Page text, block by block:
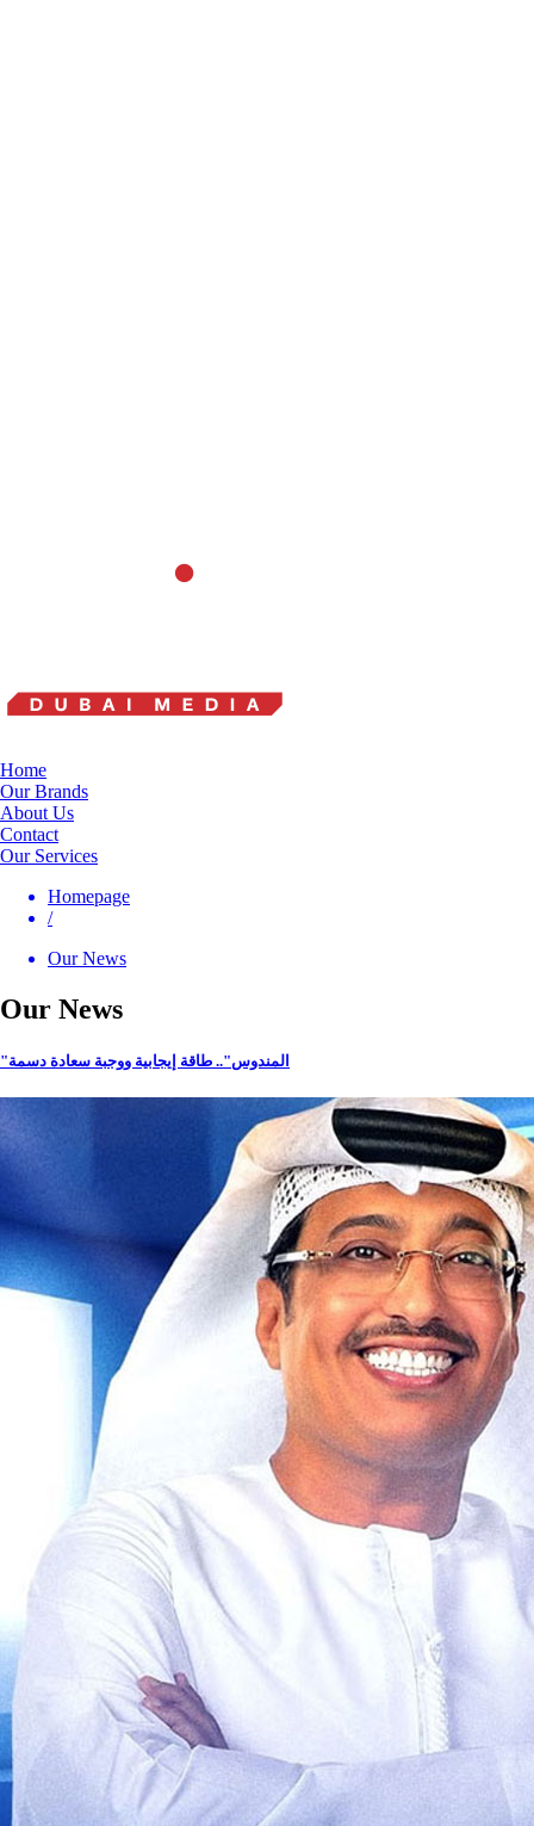
Home
Our Brands
About Us
Contact
Our Services
Homepage
/
Our News
Our News
"المندوس".. طاقة إيجابية ووجبة سعادة دسمة